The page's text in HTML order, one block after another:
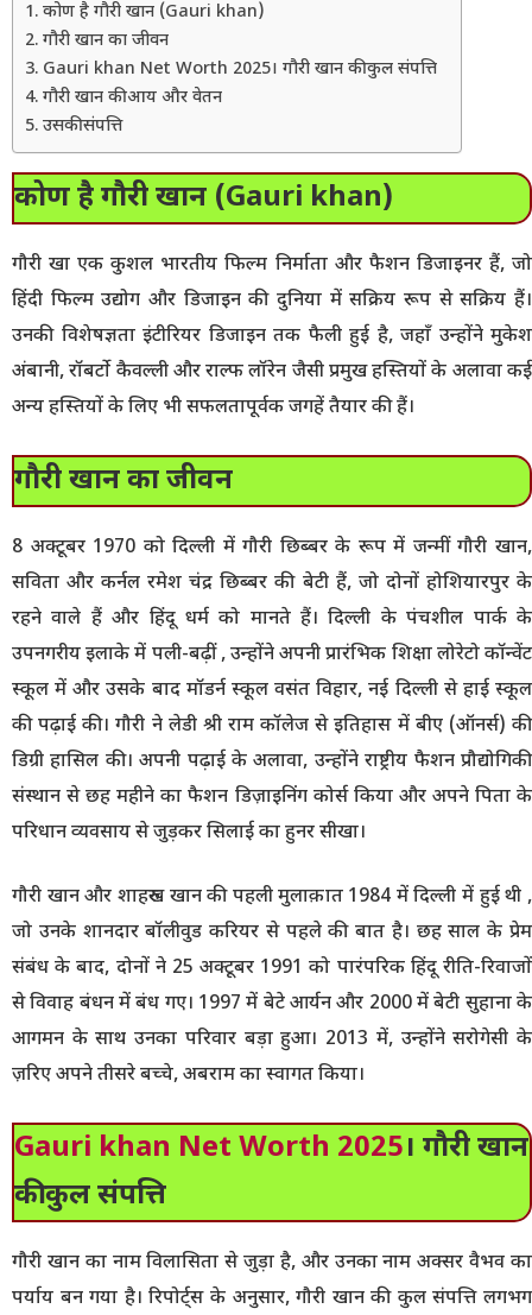
कोण है गौरी खान (Gauri khan)
गौरी खान का जीवन
Gauri khan Net Worth 2025। गौरी खान की कुल संपत्ति
गौरी खान की आय और वेतन
उसकी संपत्ति
कोण है गौरी खान (Gauri khan)
गौरी खा एक कुशल भारतीय फिल्म निर्माता और फैशन डिजाइनर हैं, जो
हिंदी फिल्म उद्योग और डिजाइन की दुनिया में सक्रिय रूप से सक्रिय हैं।
उनकी विशेषज्ञता इंटीरियर डिजाइन तक फैली हुई है, जहाँ उन्होंने मुकेश
अंबानी, रॉबर्टो कैवल्ली और राल्फ लॉरेन जैसी प्रमुख हस्तियों के अलावा कई
अन्य हस्तियों के लिए भी सफलतापूर्वक जगहें तैयार की हैं।
गौरी खान का जीवन
8 अक्टूबर 1970 को दिल्ली में गौरी छिब्बर के रूप में जन्मीं गौरी खान,
सविता और कर्नल रमेश चंद्र छिब्बर की बेटी हैं, जो दोनों होशियारपुर के
रहने वाले हैं और हिंदू धर्म को मानते हैं। दिल्ली के पंचशील पार्क के
उपनगरीय इलाके में पली-बढ़ीं , उन्होंने अपनी प्रारंभिक शिक्षा लोरेटो कॉन्वेंट
स्कूल में और उसके बाद मॉडर्न स्कूल वसंत विहार, नई दिल्ली से हाई स्कूल
की पढ़ाई की। गौरी ने लेडी श्री राम कॉलेज से इतिहास में बीए (ऑनर्स) की
डिग्री हासिल की। अपनी पढ़ाई के अलावा, उन्होंने राष्ट्रीय फैशन प्रौद्योगिकी
संस्थान से छह महीने का फैशन डिज़ाइनिंग कोर्स किया और अपने पिता के
परिधान व्यवसाय से जुड़कर सिलाई का हुनर सीखा।
गौरी खान और शाहरुख खान की पहली मुलाक़ात 1984 में दिल्ली में हुई थी ,
जो उनके शानदार बॉलीवुड करियर से पहले की बात है। छह साल के प्रेम
संबंध के बाद, दोनों ने 25 अक्टूबर 1991 को पारंपरिक हिंदू रीति-रिवाजों
से विवाह बंधन में बंध गए। 1997 में बेटे आर्यन और 2000 में बेटी सुहाना के
आगमन के साथ उनका परिवार बड़ा हुआ। 2013 में, उन्होंने सरोगेसी के
ज़रिए अपने तीसरे बच्चे, अबराम का स्वागत किया।
Gauri khan Net Worth 2025। गौरी खान
की कुल संपत्ति
गौरी खान का नाम विलासिता से जुड़ा है, और उनका नाम अक्सर वैभव का
पर्याय बन गया है। रिपोर्ट्स के अनुसार, गौरी खान की कुल संपत्ति लगभग